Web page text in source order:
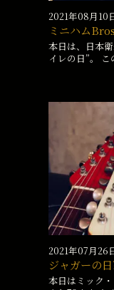
2021年08月10
ミニハム
本日は、日本
イレの日”。
2021年07月26
ジャガーの日
本日はミック